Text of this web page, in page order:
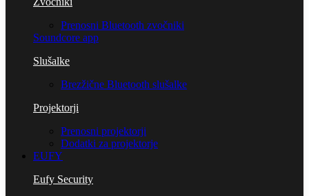
Prenosni Bluetooth zvočniki
Soundcore app
Slušalke
Brezžične Bluetooth slušalke
Projektorji
Prenosni projektorji
Dodatki za projektorje
EUFY
Eufy Security